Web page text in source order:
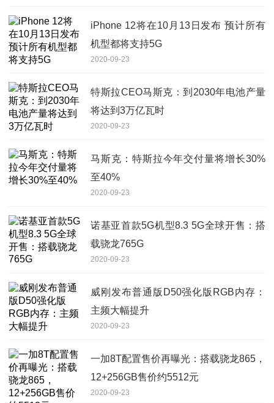
iPhone 12将在10月13日发布 预计所有
机型都将支持5G
2020-09-23
特斯拉CEO马斯克：到2030年电池产量
将达到3万亿瓦时
2020-09-23
马斯克：特斯拉今年交付量将增长30%
至40%
2020-09-23
诺基亚首款5G机型8.3 5G全球开售：搭
载骁龙765G
2020-09-23
威刚发布普通版D50强化版RGB内存：
主频大幅提升
2020-09-23
一加8T配置售价再曝光：搭载骁龙865，
12+256GB售价约5512元
2020-09-23